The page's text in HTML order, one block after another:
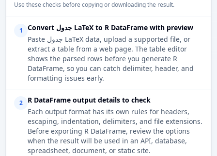
Use these checks before copying or downloading the result.
1
Convert جدول LaTeX to R DataFrame with preview
Paste جدول LaTeX data, upload a supported file, or
extract a table from a web page. The table editor
shows the parsed rows before you generate R
DataFrame, so you can catch delimiter, header, and
formatting issues early.
2
R DataFrame output details to check
Each output format has its own rules for headers,
escaping, indentation, delimiters, and file extensions.
Before exporting R DataFrame, review the options
when the result will be used in an API, database,
spreadsheet, document, or static site.